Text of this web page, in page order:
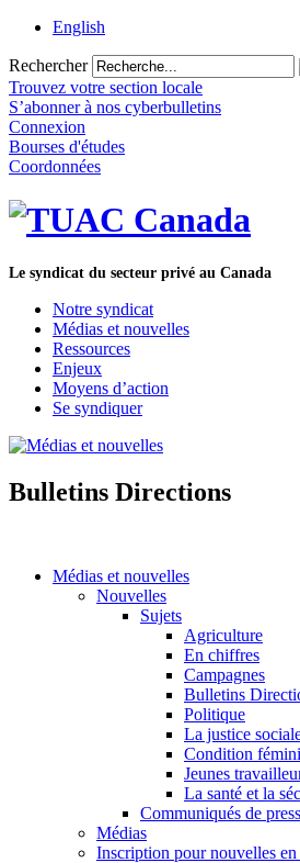
English
Rechercher
Trouvez votre section locale
S’abonner à nos cyberbulletins
Connexion
Bourses d'études
Coordonnées
Le syndicat du secteur privé au Canada
Notre syndicat
Médias et nouvelles
Ressources
Enjeux
Moyens d’action
Se syndiquer
Bulletins Directions
Médias et nouvelles
Nouvelles
Sujets
Agriculture
En chiffres
Campagnes
Bulletins
Politique
La justice
Condition
Jeunes
La santé et la
Communiqués de
Médias
Inscription pour nouvelles